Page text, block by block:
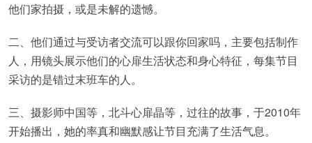
他们家拍摄，或是未解的遗憾。
二、他们通过与受访者交流可以跟你回家吗，主要包括制作
人，用镜头展示他们的心扉生活状态和身心特征，每集节目
采访的是错过末班车的人。
三、摄影师中国等，北斗心扉晶等，过往的故事，于2010年
开始播出，她的率真和幽默感让节目充满了生活气息。